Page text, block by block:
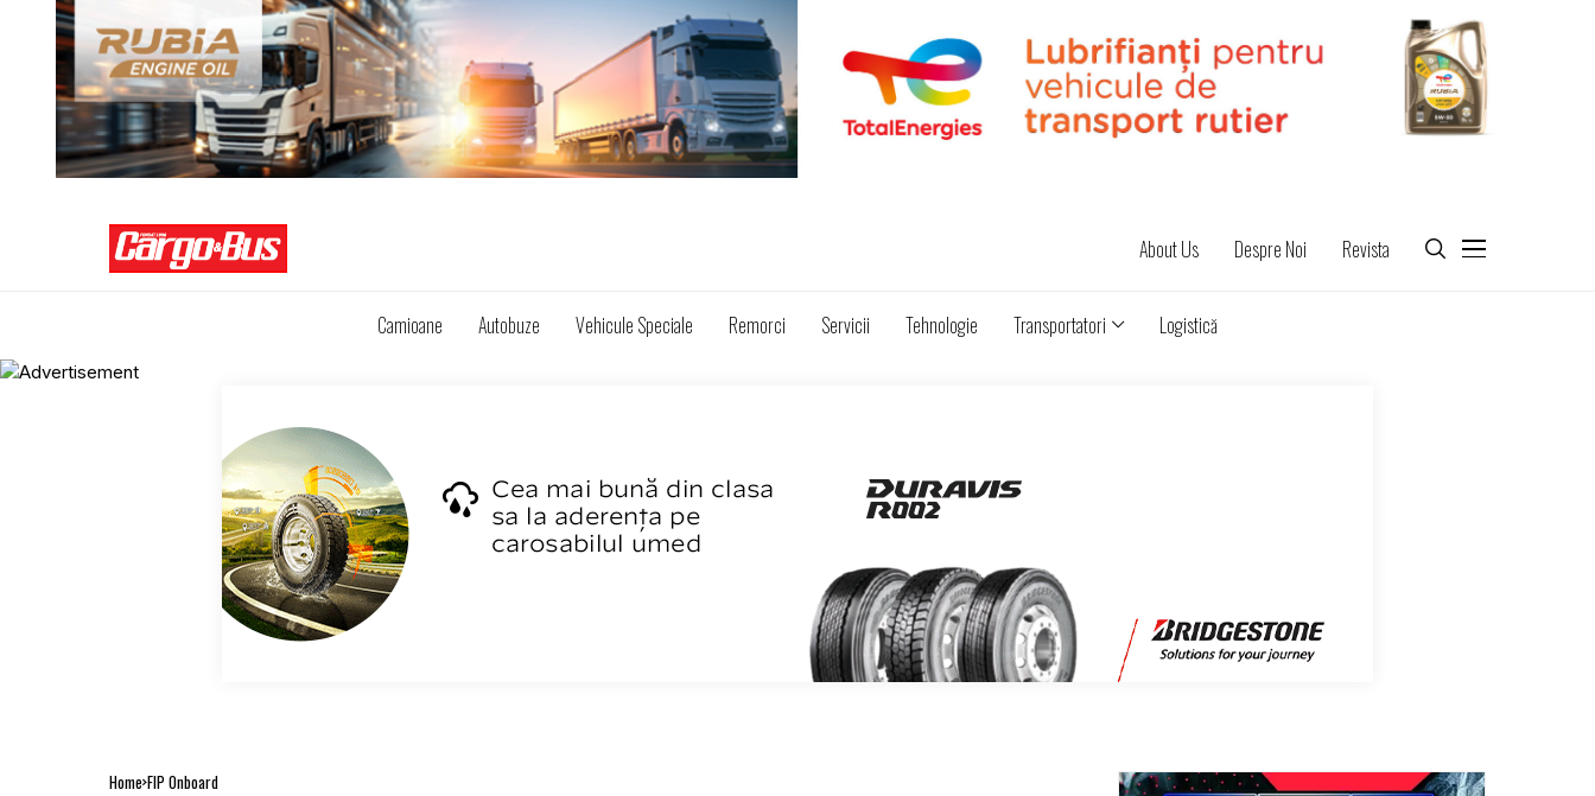
About Us Despre Noi Revista
Camioane Autobuze Vehicule Speciale Remorci Servicii Tehnologie Transportatori Logistică
Home FIP Onboard